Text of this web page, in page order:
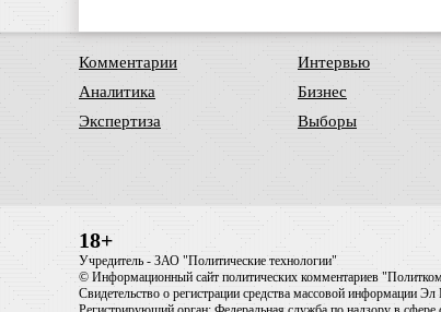
Комментарии
Аналитика
Экспертиза
Интервью
Бизнес
Выборы
18+
Учредитель - ЗАО "Политические технологии"
© Информационный сайт политических комментариев
Свидетельство о регистрации средства массовой информации